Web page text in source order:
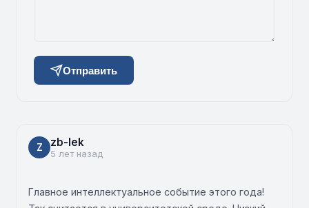
Отправить
Z zb-lek
5 лет назад
Главное интеллектуальное событие этого года!